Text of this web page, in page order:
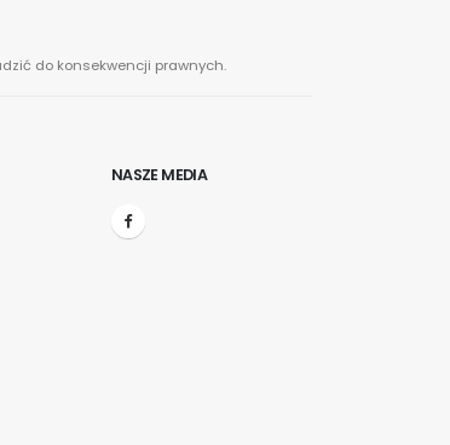
do konsekwencji prawnych.
NASZE MEDIA